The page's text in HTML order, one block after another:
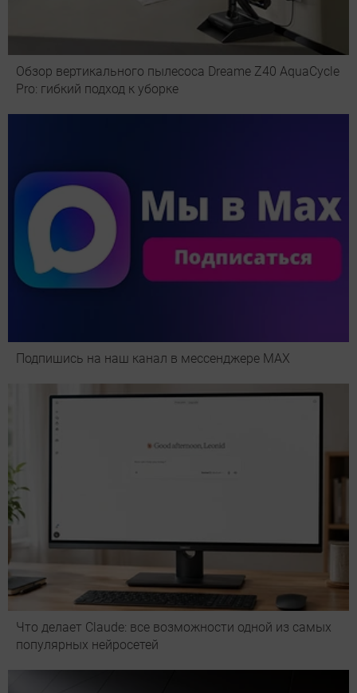
Обзор вертикального пылесоса Dreame Z40 AquaCycle
Pro: гибкий подход к уборке
Подпишись на наш канал в мессенджере МАХ
Что делает Сlaude: все возможности одной из самых
популярных нейросетей